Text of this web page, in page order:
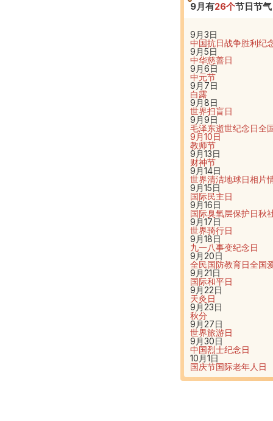
9月有26个节日节气
9月3日
中国抗日战争胜利纪
9月5日
中华慈善日
9月6日
中元节
9月7日
白露
9月8日
世界扫盲日
9月9日
毛泽东逝世纪念日全
9月10日
教师节
9月13日
财神节
9月14日
世界清洁地球日相片
9月15日
国际民主日
9月16日
国际臭氧层保护日秋
9月17日
世界骑行日
9月18日
九一八事变纪念日
9月20日
全民国防教育日全国
9月21日
国际和平日
9月22日
天灸日
9月23日
秋分
9月27日
世界旅游日
9月30日
中国烈士纪念日
10月1日
国庆节国际老年人日